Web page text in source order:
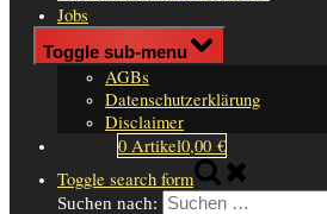
Jobs
Impressum
Toggle sub-menu
AGBs
Datenschutzerklärung
Disclaimer
0 Artikel0,00 €
Toggle search form
Suchen nach: